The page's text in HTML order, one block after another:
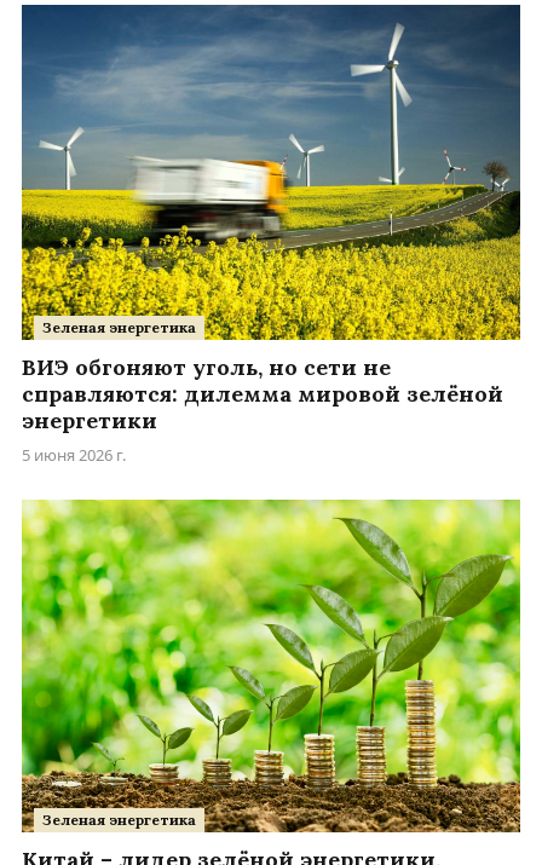
Зеленая энергетика
ВИЭ обгоняют уголь, но сети не
справляются: дилемма мировой зелёной
энергетики
5 июня 2026 г.
Зеленая энергетика
Китай – лидер зелёной энергетики,